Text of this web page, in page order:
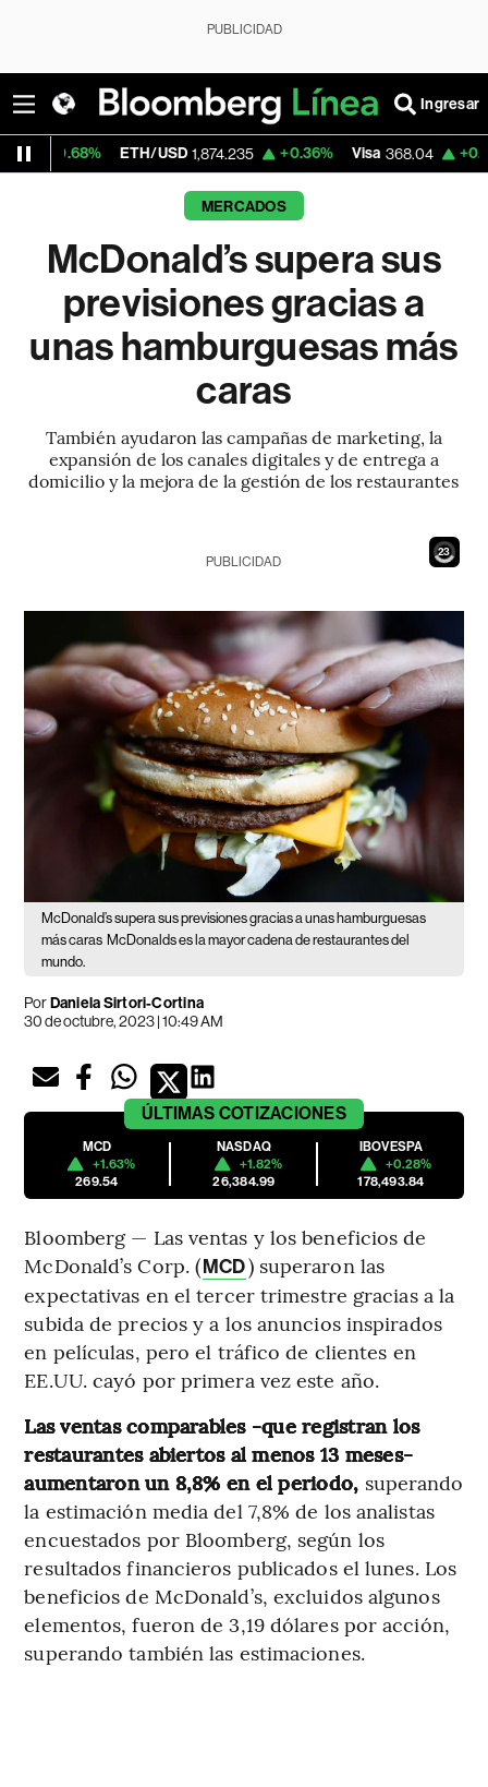
PUBLICIDAD
Ingresar
ETH/USD 1,874.235 +0.36% Visa 368.04 +0.65%
MERCADOS
McDonald’s supera sus
previsiones gracias a
unas hamburguesas más
caras
También ayudaron las campañas de marketing, la
expansión de los canales digitales y de entrega a
domicilio y la mejora de la gestión de los restaurantes
21
PUBLICIDAD
McDonald’s supera sus previsiones gracias a unas hamburguesas
más caras McDonalds es la mayor cadena de restaurantes del
mundo.
PorDaniela Sirtori-Cortina
30 de octubre, 2023 | 10:49 AM
ÚLTIMAS COTIZACIONES
MCD
+1.63%
269.54
NASDAQ
+1.82%
26,384.99
IBOVESPA
+0.28%
178,493.84
Bloomberg — Las ventas y los beneficios de
McDonald’s Corp. (MCD) superaron las
expectativas en el tercer trimestre gracias a la
subida de precios y a los anuncios inspirados
en películas, pero el tráfico de clientes en
EE.UU. cayó por primera vez este año.
Las ventas comparables -que registran los
restaurantes abiertos al menos 13 meses-
aumentaron un 8,8% en el periodo, superando
la estimación media del 7,8% de los analistas
encuestados por Bloomberg, según los
resultados financieros publicados el lunes. Los
beneficios de McDonald’s, excluidos algunos
elementos, fueron de 3,19 dólares por acción,
superando también las estimaciones.